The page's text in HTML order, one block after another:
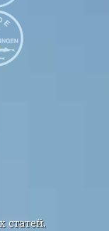
статей.